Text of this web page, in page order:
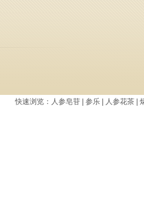
快速浏览： 人参皂苷 |参乐 人参花茶 |